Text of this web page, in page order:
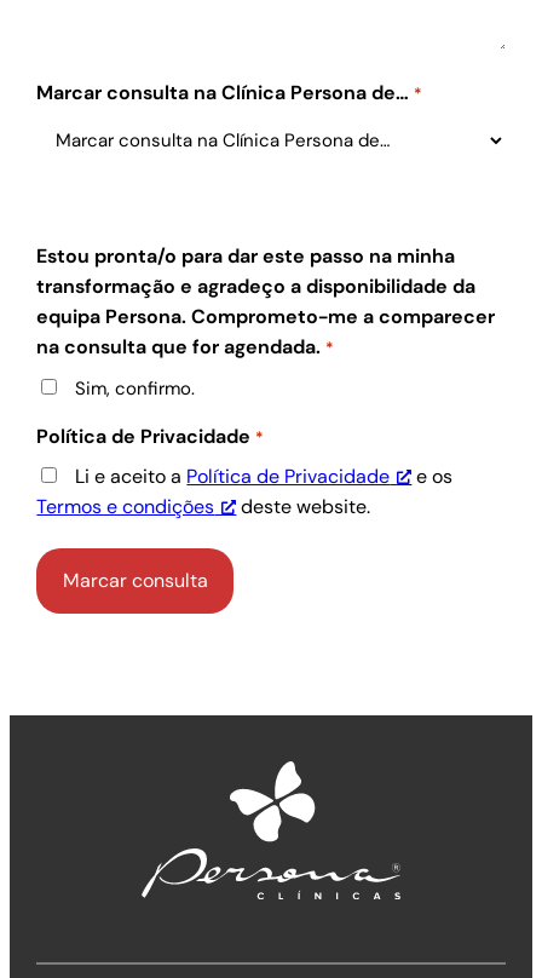
Marcar consulta na Clínica Persona de… *
Estou pronta/o para dar este passo na minha
transformação e agradeço a disponibilidade da
equipa Persona. Comprometo-me a comparecer
na consulta que for agendada. *
Sim, confirmo.
Política de Privacidade *
Li e aceito a Política de Privacidade
e os
Termos e condições
deste website.